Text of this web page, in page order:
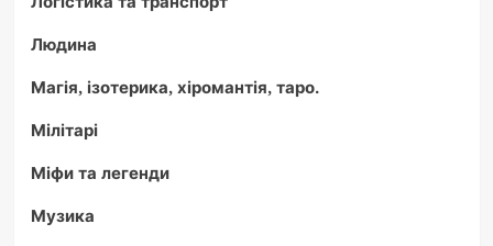
Людина
Магія, ізотерика, хіромантія, таро.
Мілітарі
Міфи та легенди
Музика